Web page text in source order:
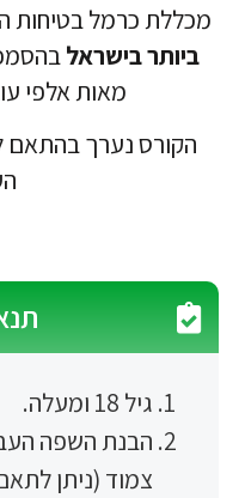
בטיחות הינה מבין
בהסמכות עבודה
מאות אלפי עובדים מאז
בהתאם לתכנית
תנאי קבלה
השפה העברית או
(ניתן לתאם תרגום